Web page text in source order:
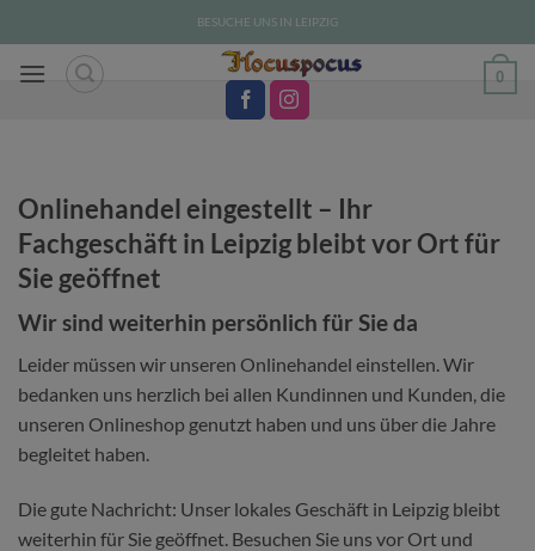
Inhalt
springen
BESUCHE UNS IN LEIPZIG
0
Onlinehandel eingestellt – Ihr
Fachgeschäft in Leipzig bleibt vor Ort für
Sie geöffnet
Wir sind weiterhin persönlich für Sie da
Leider müssen wir unseren Onlinehandel einstellen. Wir
bedanken uns herzlich bei allen Kundinnen und Kunden, die
unseren Onlineshop genutzt haben und uns über die Jahre
begleitet haben.
Die gute Nachricht: Unser lokales Geschäft in Leipzig bleibt
weiterhin für Sie geöffnet. Besuchen Sie uns vor Ort und